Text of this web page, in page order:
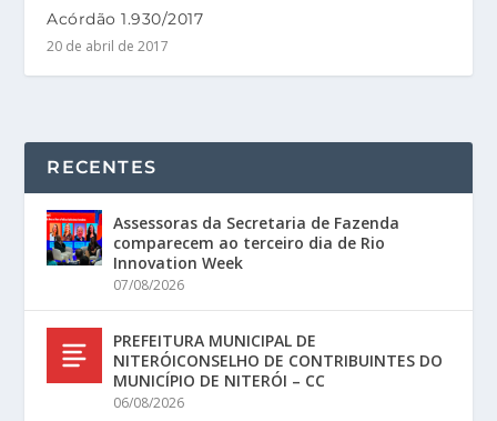
Acórdão 1.930/2017
20 de abril de 2017
RECENTES
Assessoras da Secretaria de Fazenda
comparecem ao terceiro dia de Rio
Innovation Week
07/08/2026
PREFEITURA MUNICIPAL DE
NITERÓICONSELHO DE CONTRIBUINTES DO
MUNICÍPIO DE NITERÓI – CC
06/08/2026